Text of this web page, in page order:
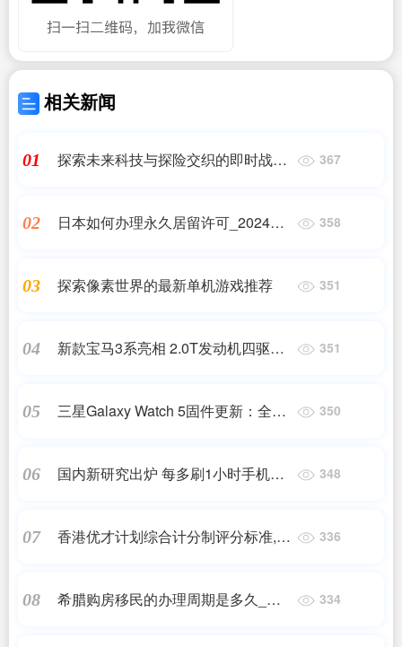
相关新闻
01
探索未来科技与探险交织的即时战略
367
02
日本如何办理永久居留许可_2024年
358
03 探索像素世界的最新单机游戏推荐 351
04
新款宝马3系亮相 2.0T发动机四驱系
351
05
三星Galaxy Watch 5固件更新：全球
350
06
国内新研究出炉 每多刷1小时手机视
348
07
香港优才计划综合计分制评分标准,香
336
08
希腊购房移民的办理周期是多久_怎
334